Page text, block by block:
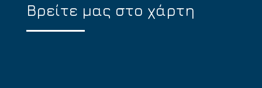
Βρείτε μας στο χάρτη